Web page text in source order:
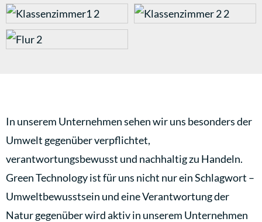
In unserem Unternehmen sehen wir uns besonders der
Umwelt gegenüber verpflichtet,
verantwortungsbewusst und nachhaltig zu Handeln.
Green Technology ist für uns nicht nur ein Schlagwort –
Umweltbewusstsein und eine Verantwortung der
Natur gegenüber wird aktiv in unserem Unternehmen